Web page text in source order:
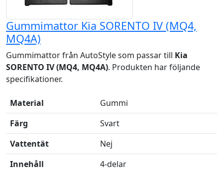
Gummimattor Kia SORENTO IV (MQ4,
MQ4A)
Gummimattor från AutoStyle som passar till Kia
SORENTO IV (MQ4, MQ4A). Produkten har följande
specifikationer.
Material
Gummi
Färg
Svart
Vattentät
Nej
Innehåll
4-delar